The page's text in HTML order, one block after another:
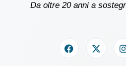
Da oltre 20 anni a